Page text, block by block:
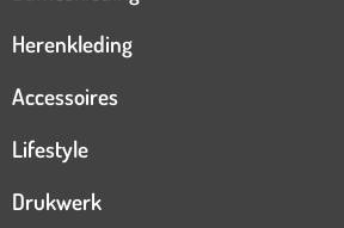
Herenkleding
Accessoires
Lifestyle
Drukwerk